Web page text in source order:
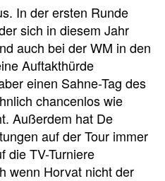
In der ersten Runde
sich in diesem Jahr
auch bei der WM in den
Auftakthürde
einen Sahne-Tag des
chancenlos wie
Außerdem hat De
auf der Tour immer
die TV-Turniere
wenn Horvat nicht der